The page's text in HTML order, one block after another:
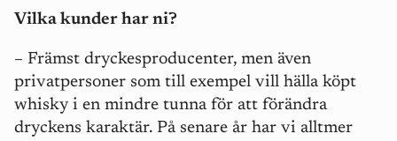
Vilka kunder har ni?
– Främst dryckesproducenter, men även
privatpersoner som till exempel vill hälla köpt
whisky i en mindre tunna för att förändra
dryckens karaktär. På senare år har vi alltmer